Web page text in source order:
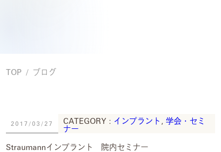
TOP ブログ
2017/03/27 CATEGORY : インプラント
学会・セミ
ナー
Straumannインプラント 院内セミナー